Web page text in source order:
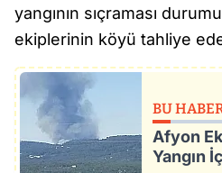
yangının sıçraması
ekiplerinin köyü tahliye
BU
Afyon
Yangın